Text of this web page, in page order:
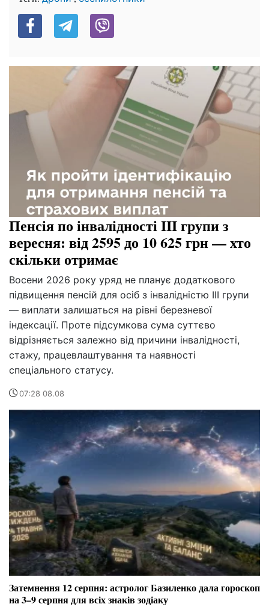
Пенсія по інвалідності III групи з
вересня: від 2595 до 10 625 грн — хто
скільки отримає
Восени 2026 року уряд не планує додаткового
підвищення пенсій для осіб з інвалідністю III групи
— виплати залишаться на рівні березневої
індексації. Проте підсумкова сума суттєво
відрізняється залежно від причини інвалідності,
стажу, працевлаштування та наявності
спеціального статусу.
07:28 08.08
Затемнення 12 серпня: астролог Базиленко дала гороскоп
на 3–9 серпня для всіх знаків зодіаку